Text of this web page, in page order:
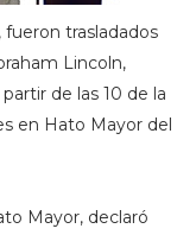
trasladados
Lincoln,
de las 10 de la
en Hato Mayor del
Mayor, declaró